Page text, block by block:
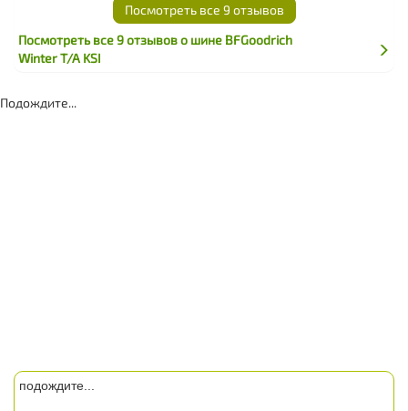
Посмотреть все 9 отзывов
Посмотреть все 9 отзывов о шине BFGoodrich
Winter T/A KSI
Подождите...
подождите...